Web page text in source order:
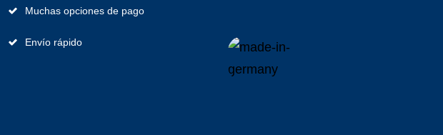
Muchas opciones de pago
Envío rápido